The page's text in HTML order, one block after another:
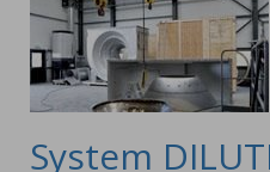
System